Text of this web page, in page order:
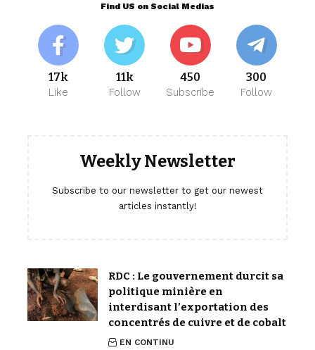
Find US on Social Medias
17k
Like
11k
Follow
450
Subscribe
300
Follow
Weekly Newsletter
Subscribe to our newsletter to get our newest
articles instantly!
RDC : Le gouvernement durcit sa
politique minière en
interdisant l’exportation des
concentrés de cuivre et de cobalt
EN CONTINU